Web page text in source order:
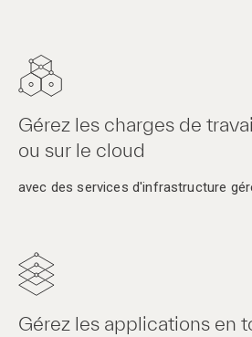
Gérez les charges de
ou sur le cloud
avec des services d'infrastructure
Gérez les applications en